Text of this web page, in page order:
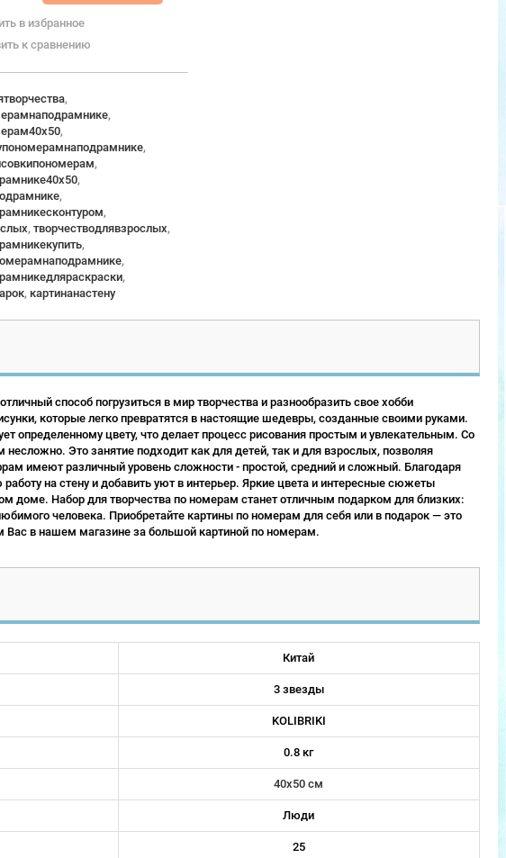
в избранное
к сравнению
,
,
,
,
,
,
,
,
, творчестводлявзрослых,
,
,
,
, картинанастену
способ погрузиться в мир творчества и разнообразить свое хобби
которые легко превратятся в настоящие шедевры, созданные своими руками.
определенному цвету, что делает процесс рисования простым и увлекательным. Со
Это занятие подходит как для детей, так и для взрослых, позволяя
имеют различный уровень сложности - простой, средний и сложный. Благодаря
на стену и добавить уют в интерьер. Яркие цвета и интересные сюжеты
Набор для творчества по номерам станет отличным подарком для близких:
человека. Приобретайте картины по номерам для себя или в подарок — это
в нашем магазине за большой картиной по номерам.
Китай
3 звезды
KOLIBRIKI
0.8 кг
40х50 см
Люди
25